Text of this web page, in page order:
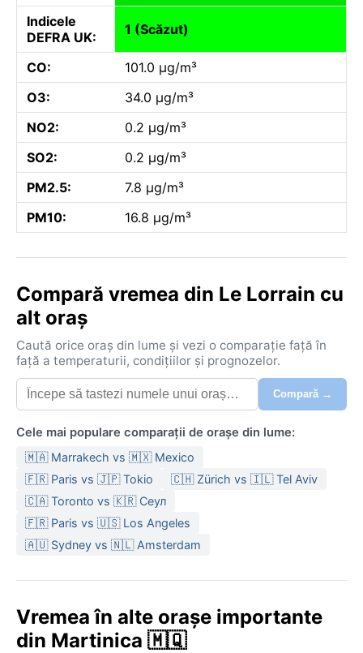
Indicele
DEFRA UK:
1 (Scăzut)
CO:
101.0 µg/m³
O3:
34.0 µg/m³
NO2:
0.2 µg/m³
SO2:
0.2 µg/m³
PM2.5:
7.8 µg/m³
PM10:
16.8 µg/m³
Compară vremea din Le Lorrain cu
alt oraș
Caută orice oraș din lume și vezi o comparație față în
față a temperaturii, condițiilor și prognozelor.
Compară →
Cele mai populare comparații de orașe din lume:
🇲🇦 Marrakech vs 🇲🇽 Mexico
🇫🇷 Paris vs 🇯🇵 Tokio
🇨🇭 Zürich vs 🇮🇱 Tel Aviv
🇨🇦 Toronto vs 🇰🇷 Сеул
🇫🇷 Paris vs 🇺🇸 Los Angeles
🇦🇺 Sydney vs 🇳🇱 Amsterdam
Vremea în alte orașe importante
din Martinica 🇲🇶